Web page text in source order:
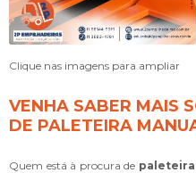
Clique nas imagens para ampliar
VENHA SABER MAIS
DE PALETEIRA
Quem está à procura de paleteira